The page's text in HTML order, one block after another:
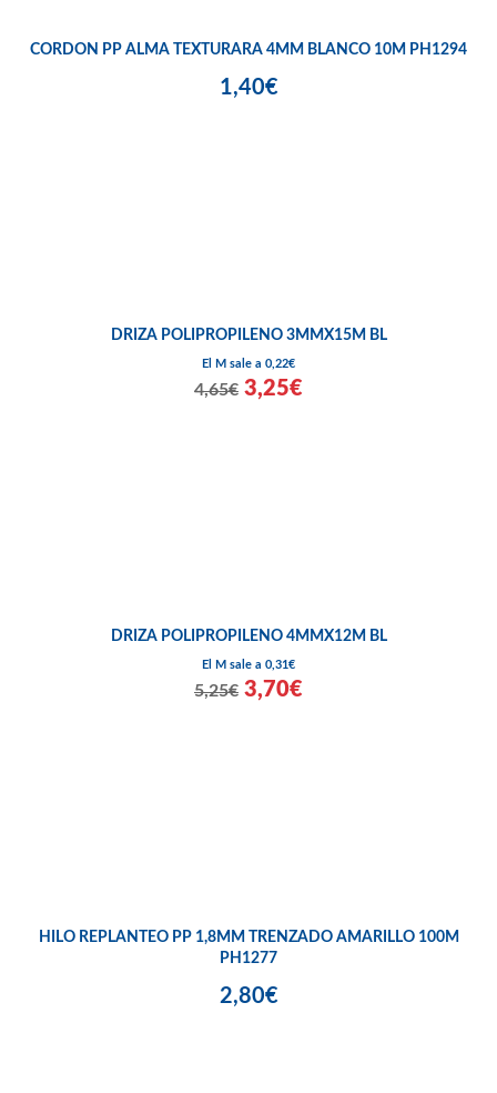
CORDON PP ALMA TEXTURARA 4MM BLANCO 10M PH1294
1,40€
DRIZA POLIPROPILENO 3MMX15M BL
El M sale a 0,22€
4,65€ 3,25€
DRIZA POLIPROPILENO 4MMX12M BL
El M sale a 0,31€
5,25€ 3,70€
HILO REPLANTEO PP 1,8MM TRENZADO AMARILLO 100M
PH1277
2,80€